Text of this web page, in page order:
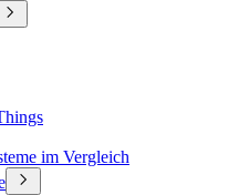
im Vergleich